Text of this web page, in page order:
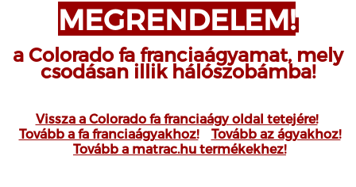
MEGRENDELEM!
a Colorado fa franciaágyamat, mely
csodásan illik hálószobámba!
Vissza a Colorado fa franciaágy oldal tetejére!
Tovább a fa franciaágyakhoz!
Tovább az ágyakhoz!
Tovább a matrac.hu termékekhez!